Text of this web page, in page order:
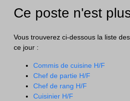
Ce poste n'est
Vous trouverez ci-dessous la liste
ce jour :
Commis de cuisine H/F
Chef de partie H/F
Chef de rang H/F
Cuisinier H/F